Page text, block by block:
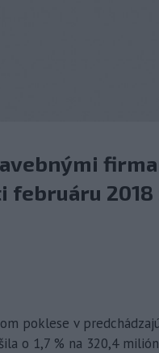
2018
poklese v
o 1,7 % na 320,4